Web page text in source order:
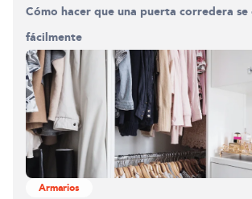
Cómo hacer que una puerta corredera se
fácilmente
Armarios